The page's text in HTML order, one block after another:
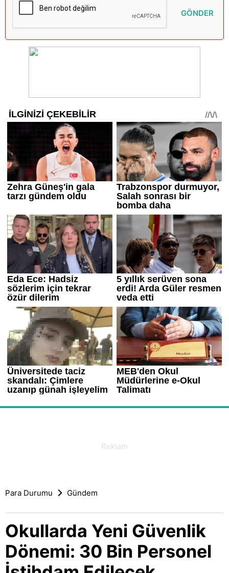
GÖNDER
Para Durumu Gündem
Okullarda Yeni Güvenlik
Dönemi: 30 Bin Personel